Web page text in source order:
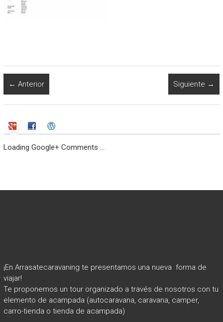
← Anterior Siguiente →
Loading Google+ Comments ...
¡En Arrasatecaravaning te presentamos una nueva forma de
viajar!
Te proponemos un tour organizado a través de nosotros con tu
elemento de acampada (autocaravana, caravana, camper,
carro-tienda o tienda de acampada)